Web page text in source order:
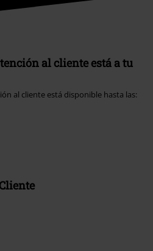
al cliente está a tu
al cliente está disponible hasta las: